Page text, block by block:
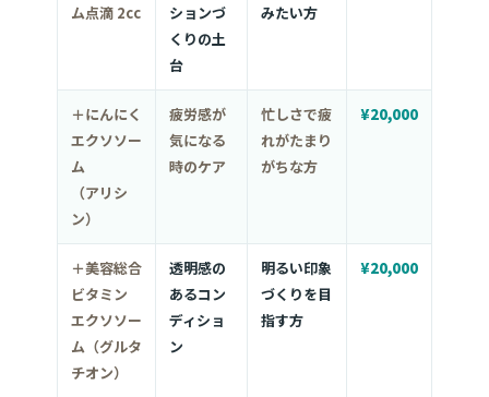
ム点滴 2cc
ションづ
くりの土
台
みたい方
＋にんにく
エクソソー
ム
（アリシ
ン）
疲労感が
気になる
時のケア
忙しさで疲
れがたまり
がちな方
¥20,000
＋美容総合
ビタミン
エクソソー
ム（グルタ
チオン）
透明感の
あるコン
ディショ
ン
明るい印象
づくりを目
指す方
¥20,000